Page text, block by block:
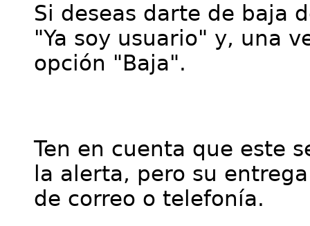
Si deseas darte de baja
"Ya soy usuario" y, una
opción "Baja".
Ten en cuenta que este
la alerta, pero su
de correo o telefonía.